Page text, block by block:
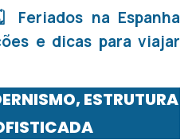
Feriados na Espanha
e dicas para viajar
ESTRUTURA